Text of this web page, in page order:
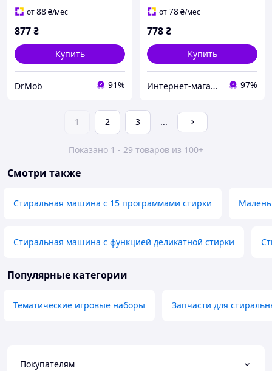
крышкой для ручной
от88₴/мес
877₴
Купить
DrMob 91%
(482000026090) Indesit
от78₴/мес
778₴
Купить
Интернет-магазин "Myspares" 97%
1 2 3 ...
Показано 1 - 29 товаров из 100+
Смотри также
Стиральная машина с 15 программами стирки
Стиральная машина с функцией деликатной стирки
Популярные категории
Тематические игровые наборы Запчасти для
Покупателям